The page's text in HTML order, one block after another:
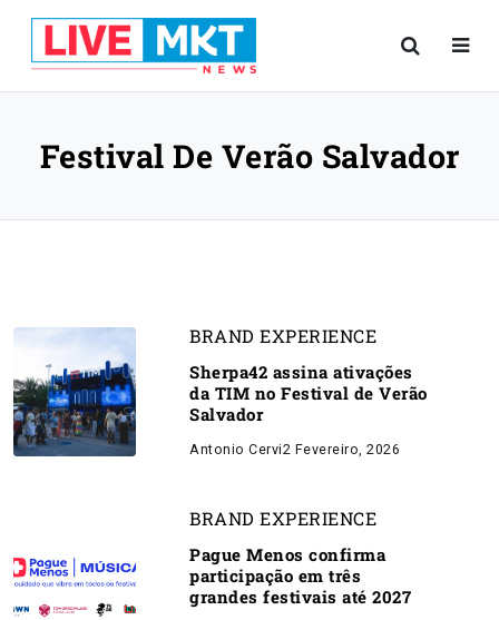
Festival De Verão Salvador
BRAND EXPERIENCE
Sherpa42 assina ativações
da TIM no Festival de Verão
Salvador
Antonio Cervi2 Fevereiro, 2026
BRAND EXPERIENCE
Pague Menos confirma
participação em três
grandes festivais até 2027